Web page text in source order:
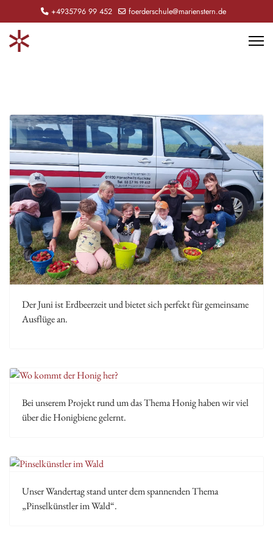
+4935796 99 452 foerderschule@marienstern.de
Der Juni ist Erdbeerzeit und bietet sich perfekt für gemeinsame
Ausflüge an.
Bei unserem Projekt rund um das Thema Honig haben wir viel
über die Honigbiene gelernt.
Unser Wandertag stand unter dem spannenden Thema
„Pinselkünstler im Wald“.